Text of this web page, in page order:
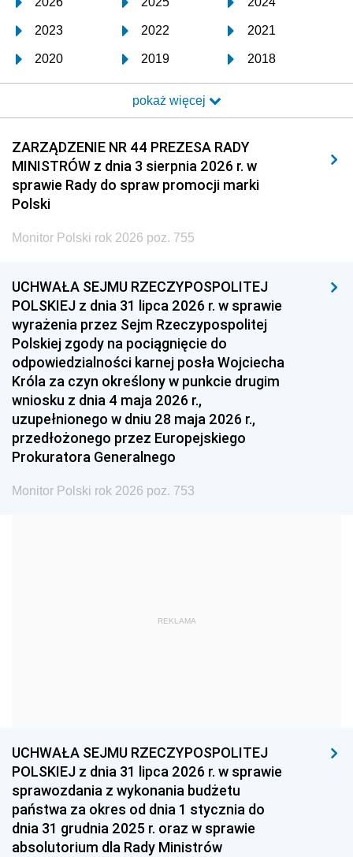
2023 2022 2021
2020 2019 2018
2017 2016 2015
2014 2013 2012
2011 2010 2009
2008 2007 2006
2005
1996 1995 1994
1993 1992 1991
1990 1989
1987 1986 1985
1984 1983
1981 1980 1979
1978 1977
1975 1974
1959
1939 1938 1937
1936 1930
pokaż więcej
ZARZĄDZENIE NR 44 PREZESA RADY
MINISTRÓW z dnia 3 sierpnia 2026 r. w
sprawie Rady do spraw promocji marki
Polski
Monitor Polski rok 2026 poz. 755
UCHWAŁA SEJMU RZECZYPOSPOLITEJ
POLSKIEJ z dnia 31 lipca 2026 r. w sprawie
wyrażenia przez Sejm Rzeczypospolitej
Polskiej zgody na pociągnięcie do
odpowiedzialności karnej posła Wojciecha
Króla za czyn określony w punkcie drugim
wniosku z dnia 4 maja 2026 r.,
uzupełnionego w dniu 28 maja 2026 r.,
przedłożonego przez Europejskiego
Prokuratora Generalnego
Monitor Polski rok 2026 poz. 753
REKLAMA
UCHWAŁA SEJMU RZECZYPOSPOLITEJ
POLSKIEJ z dnia 31 lipca 2026 r. w sprawie
sprawozdania z wykonania budżetu
państwa za okres od dnia 1 stycznia do
dnia 31 grudnia 2025 r. oraz w sprawie
absolutorium dla Rady Ministrów